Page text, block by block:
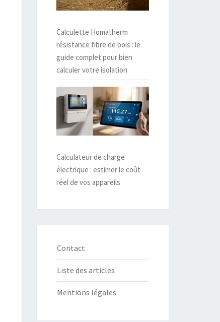
Calculette Homatherm
résistance fibre de bois : le
guide complet pour bien
calculer votre isolation
Calculateur de charge
électrique : estimer le coût
réel de vos appareils
Contact
Liste des articles
Mentions légales